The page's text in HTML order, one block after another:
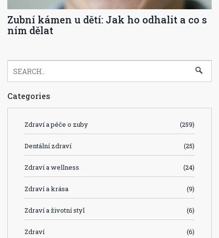
Zubní kámen u dětí: Jak ho odhalit a co s
ním dělat
Categories
Zdraví a péče o zuby (259)
Dentální zdraví (25)
Zdraví a wellness (24)
Zdraví a krása (9)
Zdraví a životní styl (6)
Zdraví (6)